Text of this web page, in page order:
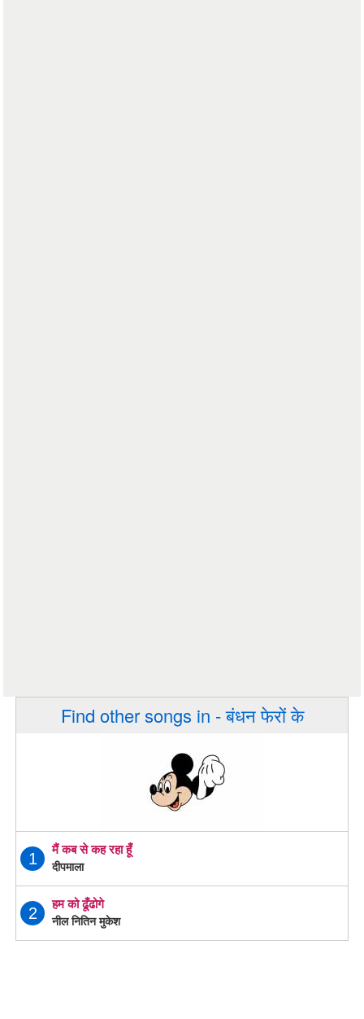
Find other songs in - बंधन फेरों के
1
मैं कब से कह रहा हूँ
दीपमाला
2
हम को ढूँढोगे
नील नितिन मुकेश